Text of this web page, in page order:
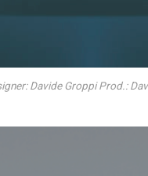
Davide Groppi Prod.: